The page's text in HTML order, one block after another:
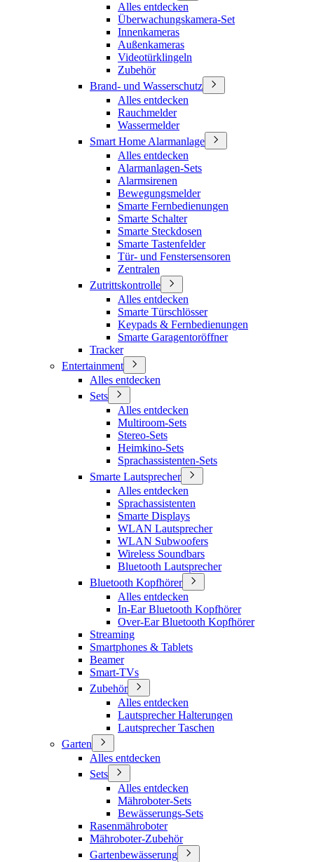
Alles entdecken
Überwachungskamera-Set
Innenkameras
Außenkameras
Videotürklingeln
Zubehör
Brand- und Wasserschutz
Alles entdecken
Rauchmelder
Wassermelder
Smart Home Alarmanlage
Alles entdecken
Alarmanlagen-Sets
Alarmsirenen
Bewegungsmelder
Smarte Fernbedienungen
Smarte Schalter
Smarte Steckdosen
Smarte Tastenfelder
Tür- und Fenstersensoren
Zentralen
Zutrittskontrolle
Alles entdecken
Smarte Türschlösser
Keypads & Fernbedienungen
Smarte Garagentoröffner
Tracker
Entertainment
Alles entdecken
Sets
Alles entdecken
Multiroom-Sets
Stereo-Sets
Heimkino-Sets
Sprachassistenten-Sets
Smarte Lautsprecher
Alles entdecken
Sprachassistenten
Smarte Displays
WLAN Lautsprecher
WLAN Subwoofers
Wireless Soundbars
Bluetooth Lautsprecher
Bluetooth Kopfhörer
Alles entdecken
In-Ear Bluetooth Kopfhörer
Over-Ear Bluetooth Kopfhörer
Streaming
Smartphones & Tablets
Beamer
Smart-TVs
Zubehör
Alles entdecken
Lautsprecher Halterungen
Lautsprecher Taschen
Garten
Alles entdecken
Sets
Alles entdecken
Mähroboter-Sets
Bewässerungs-Sets
Rasenmähroboter
Mähroboter-Zubehör
Gartenbewässerung